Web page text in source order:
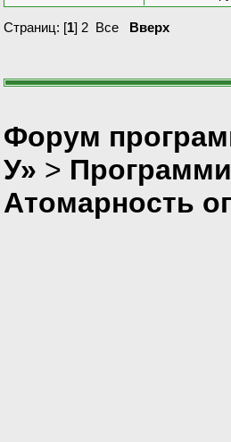
Страниц: [1] 2 Все Вверх
Форум
У» >
Атомарность